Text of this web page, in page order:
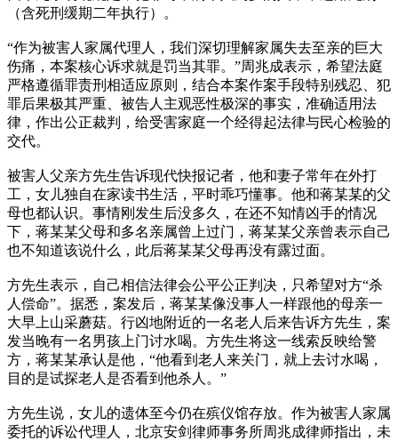
（含死刑缓期二年执行）。
“作为被害人家属代理人，我们深切理解家属失去至亲的巨大
伤痛，本案核心诉求就是罚当其罪。”周兆成表示，希望法庭
严格遵循罪责刑相适应原则，结合本案作案手段特别残忍、犯
罪后果极其严重、被告人主观恶性极深的事实，准确适用法
律，作出公正裁判，给受害家庭一个经得起法律与民心检验的
交代。
被害人父亲方先生告诉现代快报记者，他和妻子常年在外打
工，女儿独自在家读书生活，平时乖巧懂事。他和蒋某某的父
母也都认识。事情刚发生后没多久，在还不知情凶手的情况
下，蒋某某父母和多名亲属曾上过门，蒋某某父亲曾表示自己
也不知道该说什么，此后蒋某某父母再没有露过面。
方先生表示，自己相信法律会公平公正判决，只希望对方“杀
人偿命”。据悉，案发后，蒋某某像没事人一样跟他的母亲一
大早上山采蘑菇。行凶地附近的一名老人后来告诉方先生，案
发当晚有一名男孩上门讨水喝。方先生将这一线索反映给警
方，蒋某某承认是他，“他看到老人来关门，就上去讨水喝，
目的是试探老人是否看到他杀人。”
方先生说，女儿的遗体至今仍在殡仪馆存放。作为被害人家属
委托的诉讼代理人，北京安剑律师事务所周兆成律师指出，未